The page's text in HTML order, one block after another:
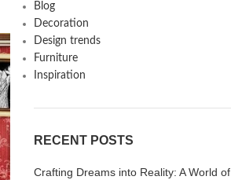
Blog
Decoration
Design trends
Furniture
Inspiration
RECENT POSTS
Crafting Dreams into Reality: A World of